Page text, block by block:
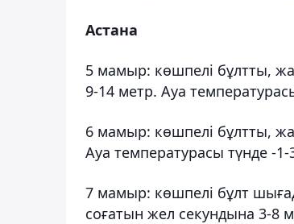
Астана
5 мамыр: көшпелі бұлтты,
9-14 метр. Ауа
6 мамыр: көшпелі бұлтты,
Ауа температурасы түнде -1-
7 мамыр: көшпелі бұлт
соғатын жел секундына 3-8